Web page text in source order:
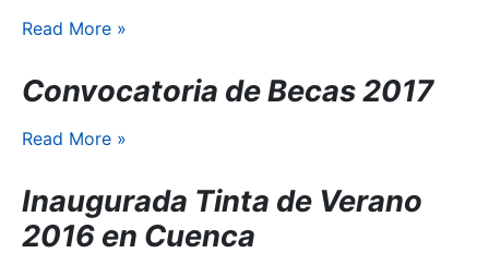
Read More »
Convocatoria de Becas 2017
Read More »
Inaugurada Tinta de Verano
2016 en Cuenca